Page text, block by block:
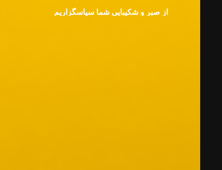
از صبر و شکیبایی شما سپاسگزاریم